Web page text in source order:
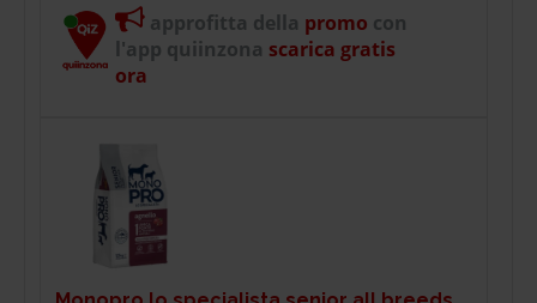
approfitta della promo con
l'app quiinzona scarica gratis
ora